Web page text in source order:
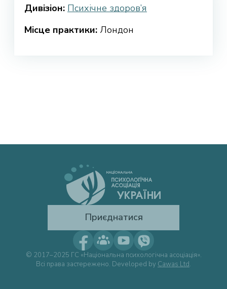
Дивізіон: Психічне здоров’я
Місце практики: Лондон
Приєднатися
© 2017–2025 ГС «Національна психологічна асоціація».
Всі права застережено. Developed by Cawas Ltd.